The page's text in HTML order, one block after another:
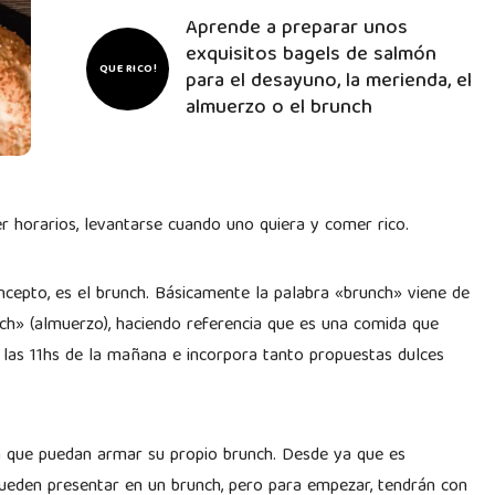
QUE RICO!
Aprende a preparar unos
exquisitos bagels de salmón
para el desayuno, la merienda, el
almuerzo o el brunch
levantarse cuando uno quiera y comer rico.
es el brunch. Básicamente la palabra «brunch» viene de
(almuerzo), haciendo referencia que es una comida que
11hs de la mañana e incorpora tanto propuestas dulces
puedan armar su propio brunch. Desde ya que es
presentar en un brunch, pero para empezar, tendrán con